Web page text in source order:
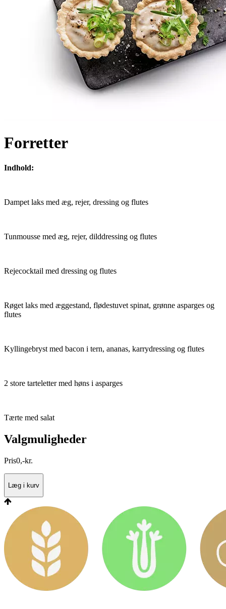
Forretter
Indhold:
Dampet laks med æg, rejer, dressing og flutes
Tunmousse med æg, rejer, dilddressing og flutes
Rejecocktail med dressing og flutes
Røget laks med æggestand, flødestuvet spinat, grønne asparges og
flutes
Kyllingebryst med bacon i tern, ananas, karrydressing og flutes
2 store tarteletter med høns i asparges
Tærte med salat
Valgmuligheder
Pris0,-kr.
Læg i kurv